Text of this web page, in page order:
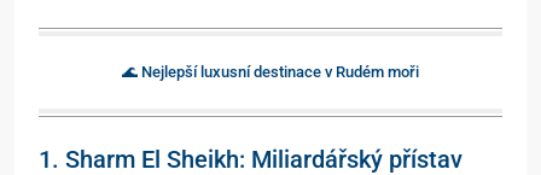
🌊 Nejlepší luxusní destinace v Rudém moři
1. Sharm El Sheikh: Miliardářský přístav